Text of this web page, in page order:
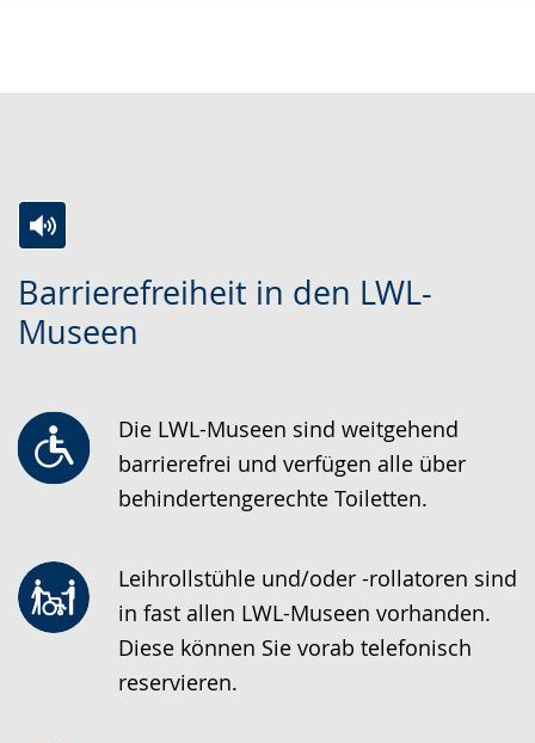
Barrierefreiheit in den LWL-
Museen
Leichten
Sprache
Audio-
Unterstützung.
Video
in
Gebärdensprache
wird
angezeigt.
Die LWL-Museen sind weitgehend
barrierefrei und verfügen alle über
behindertengerechte Toiletten.
Leihrollstühle und/oder -rollatoren sind
in fast allen LWL-Museen vorhanden.
Diese können Sie vorab telefonisch
reservieren.